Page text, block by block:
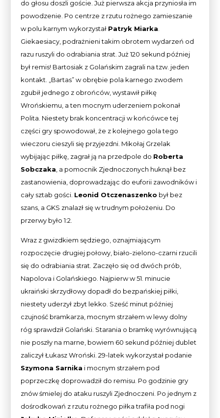
do głosu doszli goście. Już pierwsza akcja przyniosła im
powodzenie. Po centrze z rzutu rożnego zamieszanie
w polu karnym wykorzystał Patryk Miarka
Giekaesiacy, podrażnieni takim obrotem wydarzeń od
razu ruszyli do odrabiania strat. Już 120 sekund później
był remis! Bartosiak z Golańskim zagrali na tzw. jeden
kontakt. „Bartas” w obrębie pola karnego zwodem
zgubił jednego z obrońców, wystawił piłkę
Wrońskiemu, a ten mocnym uderzeniem pokonał
Polita. Niestety brak koncentracji w końcówce tej
części gry spowodował, że z kolejnego gola tego
wieczoru cieszyli się przyjezdni. Mikołaj Grzelak
wybijając piłkę, zagrał ją na przedpole do Roberta
Sobczaka , a pomocnik Zjednoczonych huknął bez
zastanowienia, doprowadzając do euforii zawodników i
cały sztab gości. Leonid Otczenaszenko był bez
szans, a GKS znalazł się w trudnym położeniu. Do
przerwy było 1:2.
Wraz z gwizdkiem sędziego, oznajmiającym
rozpoczęcie drugiej połowy, biało-zielono-czarni rzucili
się do odrabiania strat. Zaczęło się od dwóch prób,
Napolova i Golańskiego. Najpierw w 51. minucie
ukraiński skrzydłowy dopadł do bezpańskiej piłki,
niestety uderzył zbyt lekko. Sześć minut później
czujność bramkarza, mocnym strzałem w lewy dolny
róg sprawdził Golański. Starania o bramkę wyrównującą
nie poszły na marne, bowiem 60 sekund później dublet
zaliczył Łukasz Wroński. 29-latek wykorzystał podanie
Szymona Sarnika i mocnym strzałem pod
poprzeczkę doprowadził do remisu. Po godzinie gry
znów śmielej do ataku ruszyli Zjednoczeni. Po jednym z
dośrodkowań z rzutu rożnego piłka trafiła pod nogi